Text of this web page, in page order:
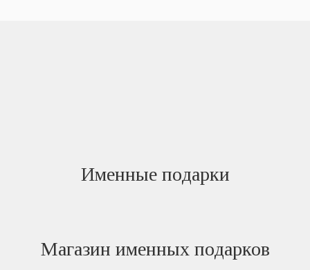
Именные подарки
Магазин именных подарков